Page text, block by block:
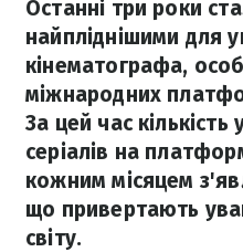
Останні три роки
найпліднішими для
кінематографа,
міжнародних
За цей час кількість
серіалів на
кожним місяцем
що привертають
світу.